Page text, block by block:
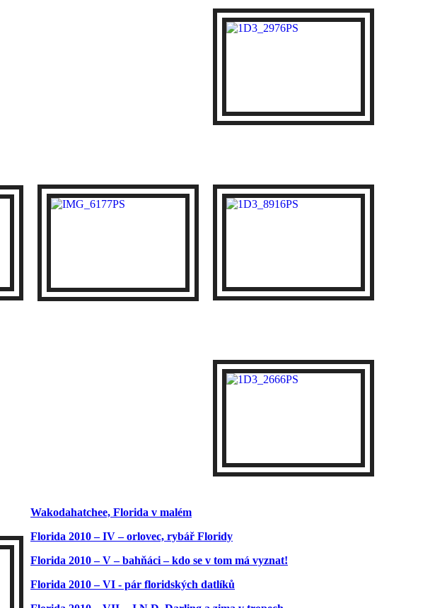
Wakodahatchee, Florida v malém
Florida 2010 – IV – orlovec, rybář Floridy
Florida 2010 – V – bahňáci – kdo se v tom má vyznat!
Florida 2010 – VI - pár floridských datlíků